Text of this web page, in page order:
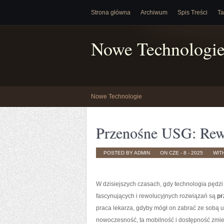
Strona główna Archiwum Spis Treści
Nowe
Nowe Technologie
Przenośne USG:
POSTED BY ADMIN ON CZE - 8 - 2025
W dzisiejszych czasach, gdy technologia
fascynujących i rewolucyjnych rozwiązań są
praca lekarza, gdyby mógł on zabrać ze sobą
nowoczesność, ta mobilność i dostępność